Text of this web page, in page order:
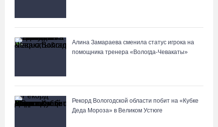
Алина Замараева сменила статус игрока на
помощника тренера «Вологда-Чевакаты»
Рекорд Вологодской области побит на «Кубке
Деда Мороза» в Великом Устюге